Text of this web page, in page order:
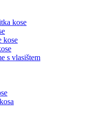
kose
kose
s vlasištem